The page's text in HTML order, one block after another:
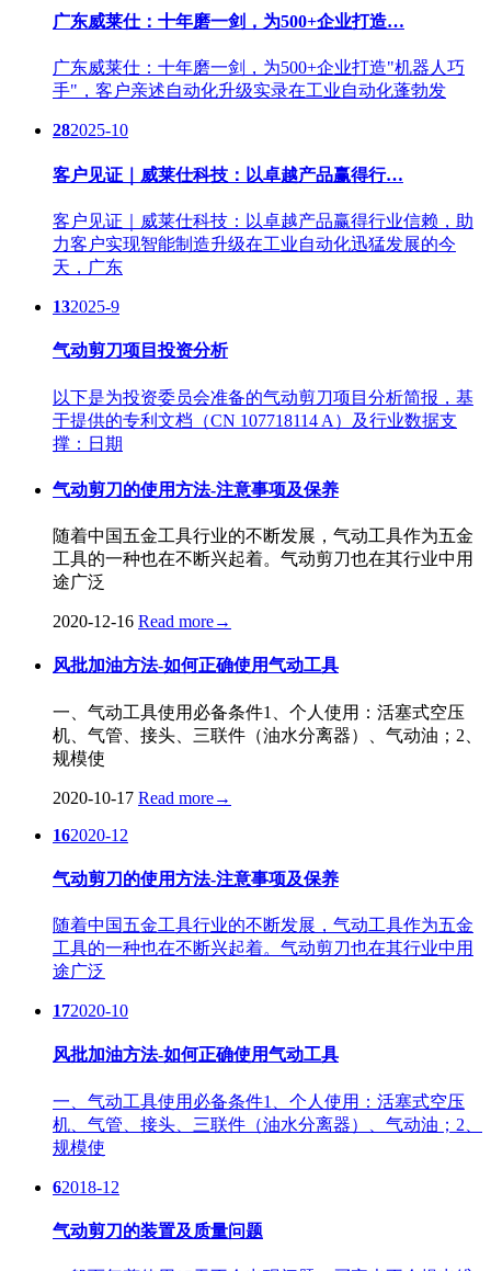
广东威莱仕：十年磨一剑，为500+企业打造…
广东威莱仕：十年磨一剑，为500+企业打造"机器人巧
手"，客户亲述自动化升级实录在工业自动化蓬勃发
282025-10
客户见证｜威莱仕科技：以卓越产品赢得行…
客户见证｜威莱仕科技：以卓越产品赢得行业信赖，助
力客户实现智能制造升级在工业自动化迅猛发展的今
天，广东
132025-9
气动剪刀项目投资分析
以下是为投资委员会准备的气动剪刀项目分析简报，基
于提供的专利文档（CN 107718114 A）及行业数据支
撑：日期
气动剪刀的使用方法-注意事项及保养
随着中国五金工具行业的不断发展，气动工具作为五金
工具的一种也在不断兴起着。气动剪刀也在其行业中用
途广泛
2020-12-16 Read more→
风批加油方法-如何正确使用气动工具
一、气动工具使用必备条件1、个人使用：活塞式空压
机、气管、接头、三联件（油水分离器）、气动油；2、
规模使
2020-10-17 Read more→
162020-12
气动剪刀的使用方法-注意事项及保养
随着中国五金工具行业的不断发展，气动工具作为五金
工具的一种也在不断兴起着。气动剪刀也在其行业中用
途广泛
172020-10
风批加油方法-如何正确使用气动工具
一、气动工具使用必备条件1、个人使用：活塞式空压
机、气管、接头、三联件（油水分离器）、气动油；2、
规模使
62018-12
气动剪刀的装置及质量问题